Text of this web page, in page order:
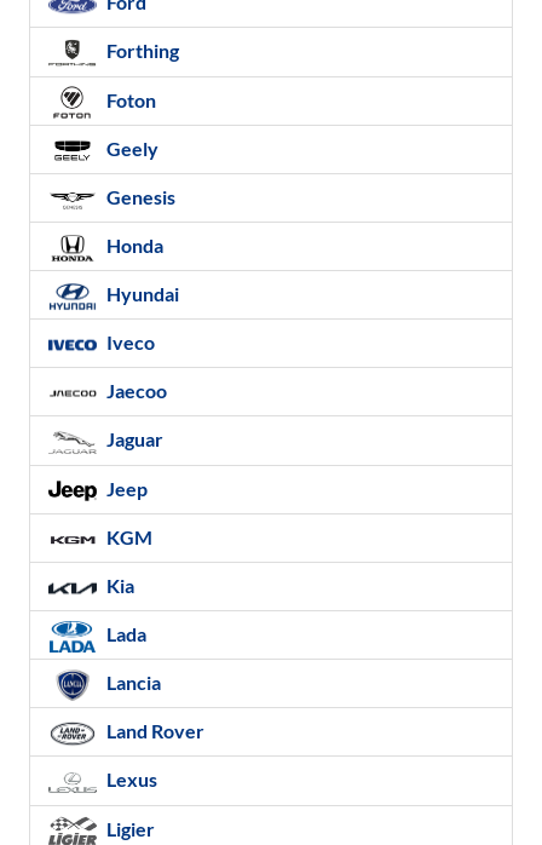
Forthing
Foton
Geely
Genesis
Honda
Hyundai
Iveco
Jaecoo
Jaguar
Jeep
KGM
Kia
Lada
Lancia
Land Rover
Lexus
Ligier